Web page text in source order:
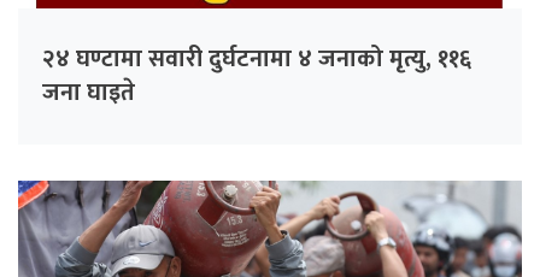
२४ घण्टामा सवारी दुर्घटनामा ४ जनाको मृत्यु, ११६
जना घाइते